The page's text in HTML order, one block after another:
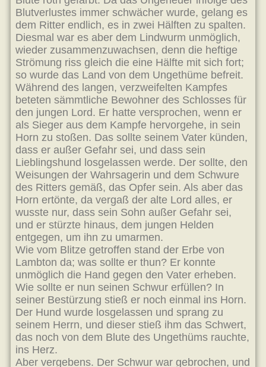
Blutverlustes immer schwächer wurde, gelang es
dem Ritter endlich, es in zwei Hälften zu spalten.
Diesmal war es aber dem Lindwurm unmöglich,
wieder zusammenzuwachsen, denn die heftige
Strömung riss gleich die eine Hälfte mit sich fort;
so wurde das Land von dem Ungethüme befreit.
Während des langen, verzweifelten Kampfes
beteten sämmtliche Bewohner des Schlosses für
den jungen Lord. Er hatte versprochen, wenn er
als Sieger aus dem Kampfe hervorgehe, in sein
Horn zu stoßen. Das sollte seinem Vater künden,
dass er außer Gefahr sei, und dass sein
Lieblingshund losgelassen werde. Der sollte, den
Weisungen der Wahrsagerin und dem Schwure
des Ritters gemäß, das Opfer sein. Als aber das
Horn ertönte, da vergaß der alte Lord alles, er
wusste nur, dass sein Sohn außer Gefahr sei,
und er stürzte hinaus, dem jungen Helden
entgegen, um ihn zu umarmen.
Wie vom Blitze getroffen stand der Erbe von
Lambton da; was sollte er thun? Er konnte
unmöglich die Hand gegen den Vater erheben.
Wie sollte er nun seinen Schwur erfüllen? In
seiner Bestürzung stieß er noch einmal ins Horn.
Der Hund wurde losgelassen und sprang zu
seinem Herrn, und dieser stieß ihm das Schwert,
das noch von dem Blute des Ungethüms rauchte,
ins Herz.
Aber vergebens. Der Schwur war gebrochen, und